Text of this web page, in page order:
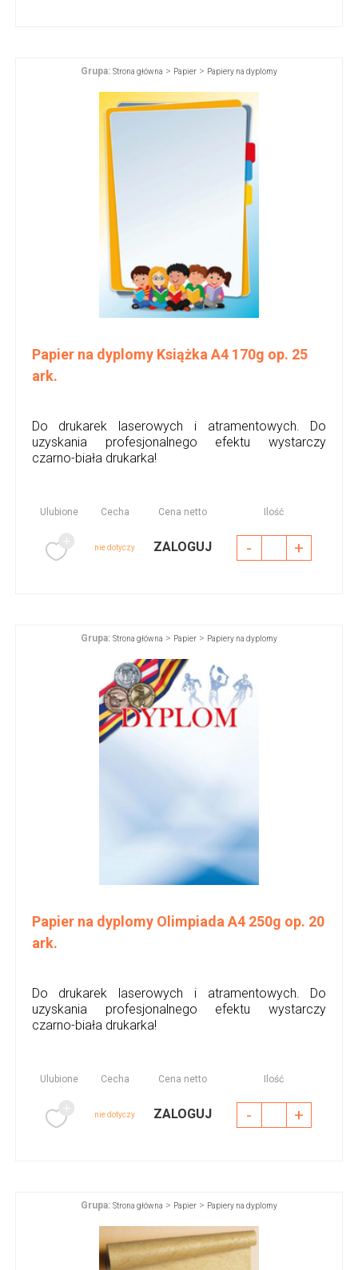
Grupa: Strona główna > Papier > Papiery na dyplomy
Papier na dyplomy Książka A4 170g op. 25
ark.
Do drukarek laserowych i atramentowych. Do
uzyskania profesjonalnego efektu wystarczy
czarno-biała drukarka!
Ulubione Cecha Cena netto Ilość
nie dotyczy ZALOGUJ - +
Grupa: Strona główna > Papier > Papiery na dyplomy
Papier na dyplomy Olimpiada A4 250g op. 20
ark.
Do drukarek laserowych i atramentowych. Do
uzyskania profesjonalnego efektu wystarczy
czarno-biała drukarka!
Ulubione Cecha Cena netto Ilość
nie dotyczy ZALOGUJ - +
Grupa: Strona główna > Papier > Papiery na dyplomy